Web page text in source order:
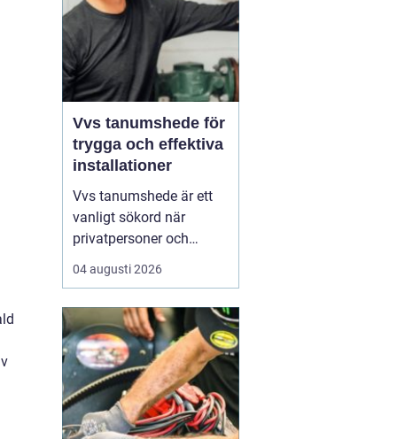
Vvs tanumshede för
trygga och effektiva
installationer
Vvs tanumshede är ett
vanligt sökord när
privatpersoner och
företag behöver hjälp
med värme, vatten och
Många undrar vad som
skiljer en seriös vvs
partner från en tillfällig
lösning, hur en
installation bör gå till
och vilka...
04 augusti 2026